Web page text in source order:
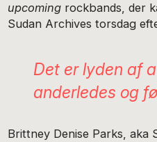
upcoming rockbands, der
Sudan Archives torsdag
Det er lyden af
anderledes og
Brittney Denise Parks, aka